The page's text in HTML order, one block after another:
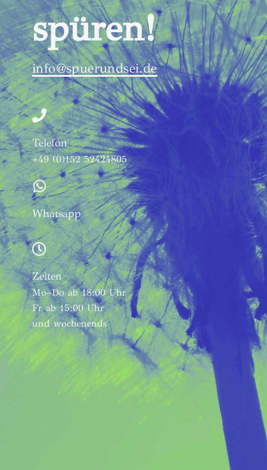
spüren!
info@spuerundsei.de
Telefon
+49 (0)152 52424805
Whatsapp
Zeiten
Mo–Do ab 18:00 Uhr
Fr ab 15:00 Uhr
und wochenends